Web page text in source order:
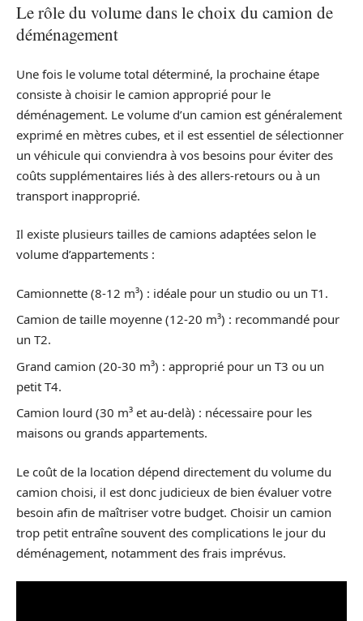
Le rôle du volume dans le choix du camion de
déménagement
Une fois le volume total déterminé, la prochaine étape
consiste à choisir le camion approprié pour le
déménagement. Le volume d’un camion est généralement
exprimé en mètres cubes, et il est essentiel de sélectionner
un véhicule qui conviendra à vos besoins pour éviter des
coûts supplémentaires liés à des allers-retours ou à un
transport inapproprié.
Il existe plusieurs tailles de camions adaptées selon le
volume d’appartements :
Camionnette (8-12 m³) : idéale pour un studio ou un T1.
Camion de taille moyenne (12-20 m³) : recommandé pour
un T2.
Grand camion (20-30 m³) : approprié pour un T3 ou un
petit T4.
Camion lourd (30 m³ et au-delà) : nécessaire pour les
maisons ou grands appartements.
Le coût de la location dépend directement du volume du
camion choisi, il est donc judicieux de bien évaluer votre
besoin afin de maîtriser votre budget. Choisir un camion
trop petit entraîne souvent des complications le jour du
déménagement, notamment des frais imprévus.